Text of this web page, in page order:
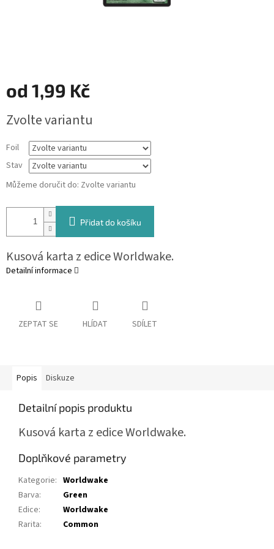
od 1,99 Kč
cena:
Zvolte variantu
Foil
Stav
Můžeme doručit do: Zvolte variantu
Přidat do košíku
Kusová karta z edice Worldwake.
Detailní informace
ZEPTAT SE HLÍDAT SDÍLET
Popis Diskuze
Detailní popis produktu
Kusová karta z edice Worldwake.
Doplňkové parametry
Kategorie: Worldwake
Barva:
Green
Edice:
Worldwake
Rarita: Common